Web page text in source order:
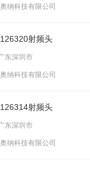
纳科技有限公司
射频头
东深圳市
纳科技有限公司
射频头
东深圳市
纳科技有限公司